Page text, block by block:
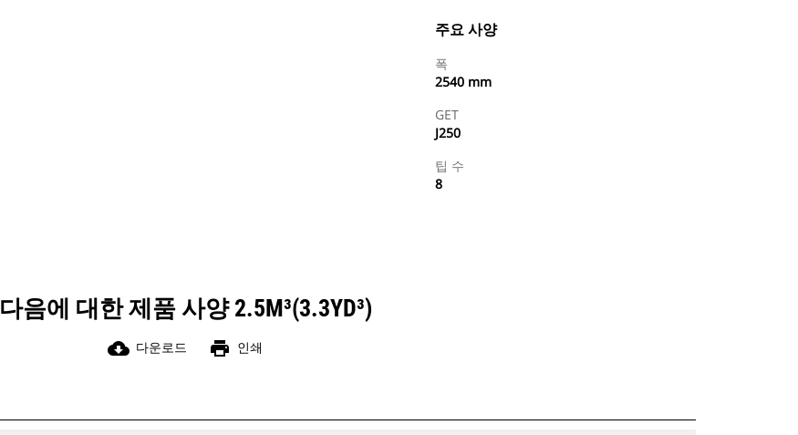
주요 사양
폭
2540 mm
GET
J250
팁 수
8
다음에 대한 제품 사양 2.5M³(3.3YD³)
cloud_download 다운로드 print 인쇄